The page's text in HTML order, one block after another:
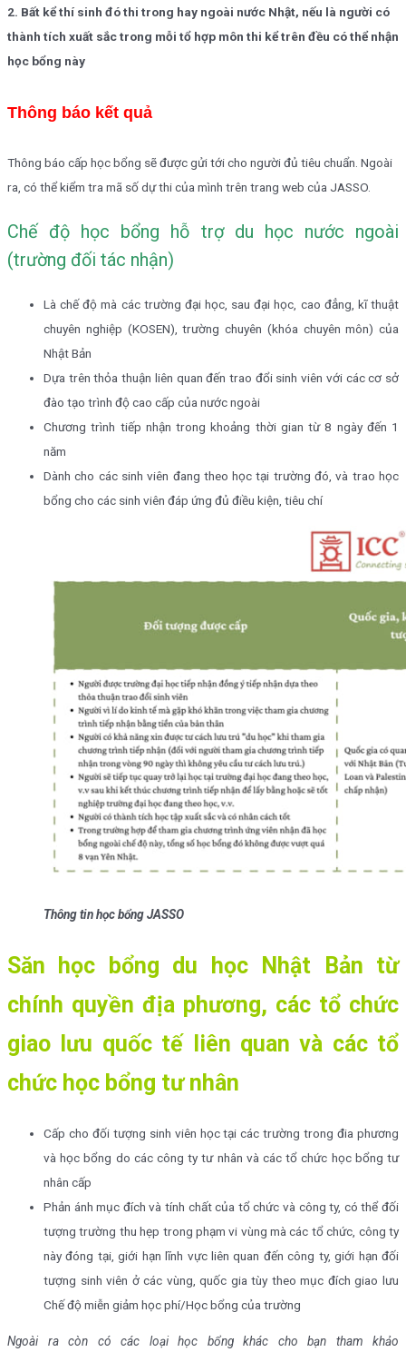
2. Bất kể thí sinh đó thi trong hay ngoài nước Nhật, nếu là người có
thành tích xuất sắc trong mỗi tổ hợp môn thi kể trên đều có thể nhận
học bổng này
Thông báo kết quả
Thông báo cấp học bổng sẽ được gửi tới cho người đủ tiêu chuẩn. Ngoài
ra, có thể kiểm tra mã số dự thi của mình trên trang web của JASSO.
Chế độ học bổng hỗ trợ du học nước ngoài
(trường đối tác nhận)
Là chế độ mà các trường đại học, sau đại học, cao đẳng, kĩ thuật
chuyên nghiệp (KOSEN), trường chuyên (khóa chuyên môn) của
Nhật Bản
Dựa trên thỏa thuận liên quan đến trao đổi sinh viên với các cơ sở
đào tạo trình độ cao cấp của nước ngoài
Chương trình tiếp nhận trong khoảng thời gian từ 8 ngày đến 1
năm
Dành cho các sinh viên đang theo học tại trường đó, và trao học
bổng cho các sinh viên đáp ứng đủ điều kiện, tiêu chí
Thông tin học bổng JASSO
Săn học bổng du học Nhật Bản từ
chính quyền địa phương, các tổ chức
giao lưu quốc tế liên quan và các tổ
chức học bổng tư nhân
Cấp cho đối tượng sinh viên học tại các trường trong đia phương
và học bổng do các công ty tư nhân và các tổ chức học bổng tư
nhân cấp
Phản ánh mục đích và tính chất của tổ chức và công ty, có thể đối
tượng trường thu hẹp trong phạm vi vùng mà các tổ chức, công ty
này đóng tại, giới hạn lĩnh vực liên quan đến công ty, giới hạn đối
tượng sinh viên ở các vùng, quốc gia tùy theo mục đích giao lưu
Chế độ miễn giảm học phí/Học bổng của trường
Ngoài ra còn có các loại học bổng khác cho bạn tham khảo